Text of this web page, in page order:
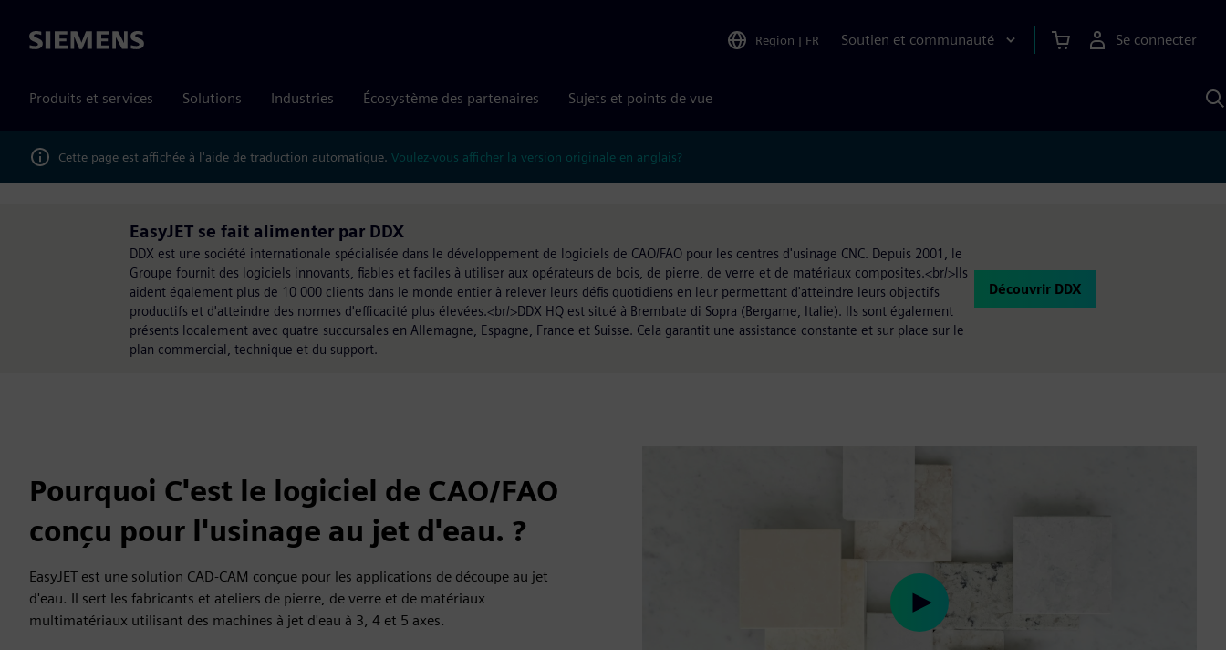
Siemens Region | FR Soutien et communauté Se connecter
Produits et services Solutions Industries Écosystème des partenaires Sujets et points de vue
Cette page est affichée à l'aide de traduction automatique. Voulez-vous afficher la version originale en anglais?
EasyJET se fait alimenter par DDX
DDX est une société internationale spécialisée dans le développement de logiciels de CAO/FAO pour les centres d'usinage CNC. Depuis 2001, le
Groupe fournit des logiciels innovants, fiables et faciles à utiliser aux opérateurs de bois, de pierre, de verre et de matériaux composites.<br/>Ils
aident également plus de 10 000 clients dans le monde entier à relever leurs défis quotidiens en leur permettant d'atteindre leurs objectifs
productifs et d'atteindre des normes d'efficacité plus élevées.<br/>DDX HQ est situé à Brembate di Sopra (Bergame, Italie). Ils sont également
présents localement avec quatre succursales en Allemagne, Espagne, France et Suisse. Cela garantit une assistance constante et sur place sur le
plan commercial, technique et du support.
Découvrir DDX
Pourquoi C'est le logiciel de CAO/FAO
conçu pour l'usinage au jet d'eau. ?
EasyJET est une solution CAD‑CAM conçue pour les applications de découpe au jet
d'eau. Il sert les fabricants et ateliers de pierre, de verre et de matériaux
multimatériaux utilisant des machines à jet d'eau à 3, 4 et 5 axes.
Play